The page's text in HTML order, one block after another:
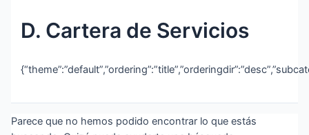
D. Cartera de Servicios
Parece que no hemos podido encontrar lo que estás